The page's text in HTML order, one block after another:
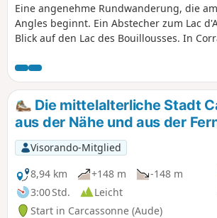
Eine angenehme Rundwanderung, die
Angles beginnt. Ein Abstecher zum Lac
Blick auf den Lac des Bouillousses. In
Pferde. Der Mont Llauret und der Roc
die Umgebung zu sehen.
Die mittelalterliche Stadt
aus der Nähe und aus der
Visorando-Mitglied
8,94 km
+148 m
-148 m
3:00 Std.
Leicht
Start in Carcassonne (Aude)